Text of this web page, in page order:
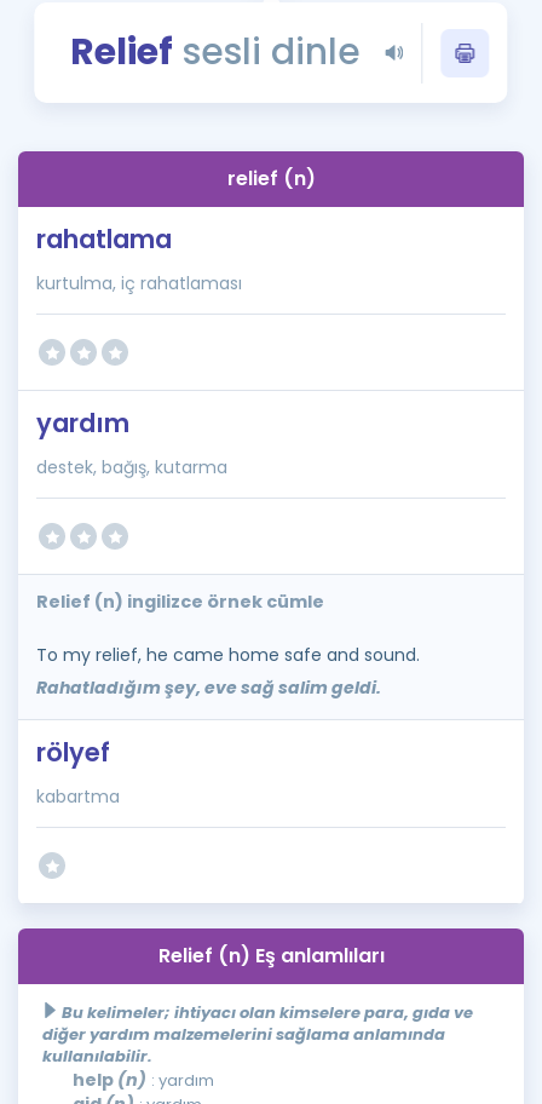
Blog
İngilizce Gramer
Relief sesli dinle
relief (n)
rahatlama
kurtulma, iç rahatlaması
yardım
destek, bağış, kutarma
Relief (n) ingilizce örnek cümle
To my relief, he came home safe and sound.
Rahatladığım şey, eve sağ salim geldi.
rölyef
kabartma
Relief (n) Eş anlamlıları
Bu kelimeler; ihtiyacı olan kimselere para, gıda ve
diğer yardım malzemelerini sağlama anlamında
kullanılabilir.
help (n) : yardım